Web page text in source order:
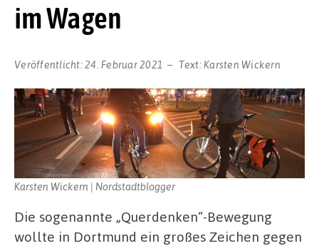
im Wagen
Veröffentlicht:24. Februar 2021 Text:Karsten Wickern
Karsten Wickern | Nordstadtblogger
Die sogenannte „Querdenken“-Bewegung
wollte in Dortmund ein großes Zeichen gegen